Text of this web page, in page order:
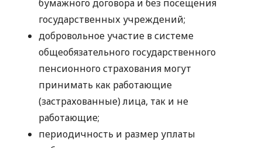
бумажного договора и без посещения
государственных учреждений;
добровольное участие в системе
общеобязательного государственного
пенсионного страхования могут
принимать как работающие
(застрахованные) лица, так и не
работающие;
периодичность и размер уплаты